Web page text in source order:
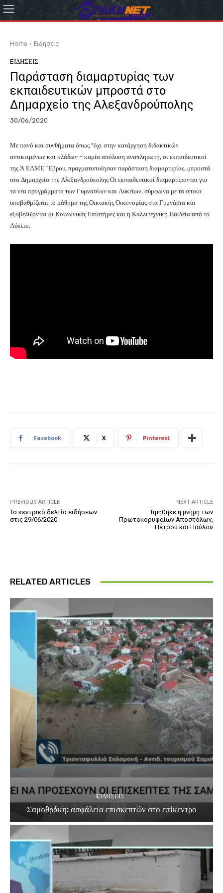
Home Eιδησεις
EΙΔΗΣΕΙΣ
Παράσταση διαμαρτυρίας των
εκπαιδευτικών μπροστά στο
Δημαρχείο της Αλεξανδρούπολης
30/06/2020
Με πανό και συνθήματα όπως “όχι στην κατάργηση διδακτικών
αντικειμένων και κλάδων – καμία απόλυση αναπληρωτή, οι εκπαιδευτικοί
της Ά ΕΛΜΕ ¨Εβρου, πραγματοποίησαν παράσταση διαμαρτυρίας, μπροστά
στο Δημαρχείο της Αλεξανδρούπολης Οι εκπαιδευτικοί διαμαρτύρονται για
τα νέα προγράμματα των Γυμνασίων και Λυκείων, σύμφωνα με τα οποία
υποβαθμίζεται το μάθημα της Οικιακής Οικονομίας στα Γυμνάσια και
εξοβελίζονται οι Κοινωνικές Επιστήμες και η Καλλιτεχνική Παιδεία από το
Λύκειο.
Facebook X Pinterest
PREVIOUS ARTICLE
Το κεντρικό δελτίο ειδήσεων
στις 29/06/2020
NEXT ARTICLE
Τιμήθηκε η μνήμη των
Πρωτοκορυφαίων Αποστόλων,
Πέτρου και Παύλου
RELATED ARTICLES
EΙΔΗΣΕΙΣ
Σαμοθράκη: ασφάλεια επισκεπτών στο επίκεντρο